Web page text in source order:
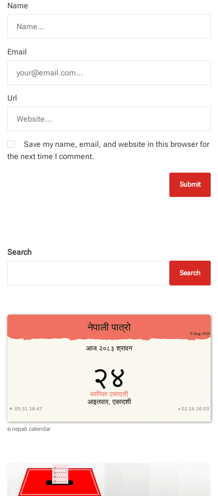
Name
Email
Url
Save my name, email, and website in this browser for
the next time I comment.
Search
Search
© nepali calendar